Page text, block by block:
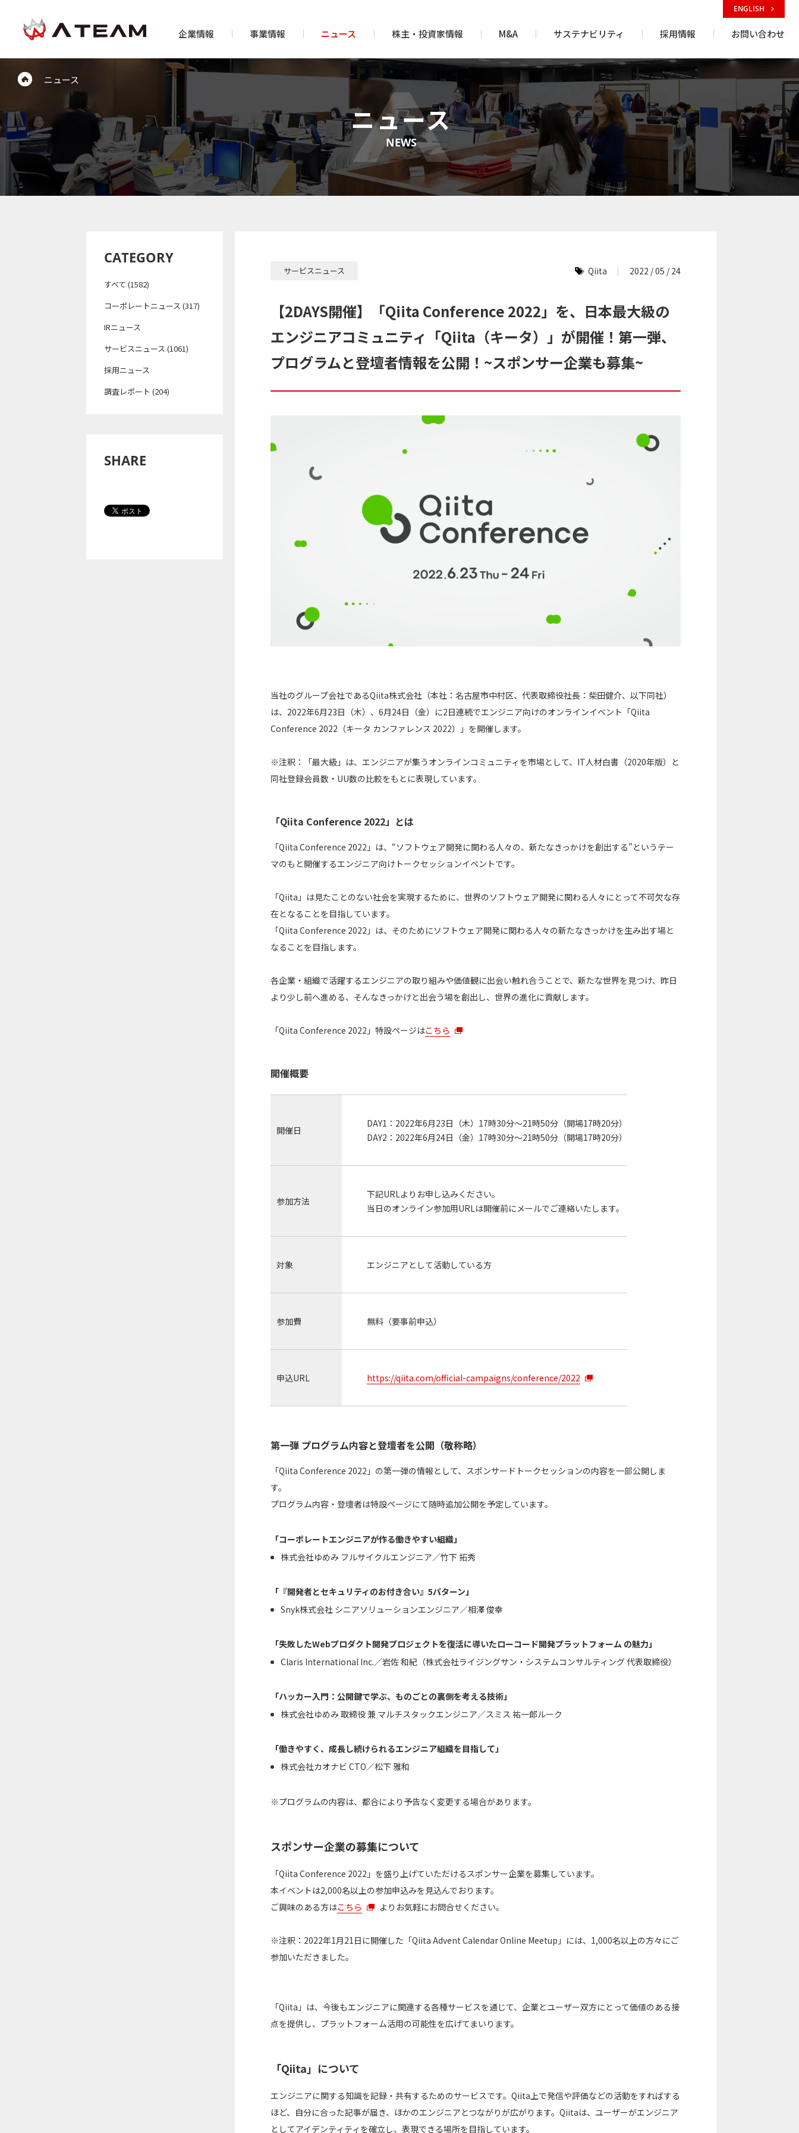
企業情報 事業情報 ニュース 株主・投資家情報 M&A サステナビリティ 採用情報 お問い合わせ
ENGLISH
ニュース
ニュース
NEWS
CATEGORY
すべて (1582)
コーポレートニュース (317)
IRニュース
サービスニュース (1061)
採用ニュース
調査レポート (204)
SHARE
サービスニュース Qiita 2022 / 05 / 24
【2DAYS開催】「Qiita Conference 2022」を、日本最大級の
エンジニアコミュニティ「Qiita（キータ）」が開催！第一弾、
プログラムと登壇者情報を公開！~スポンサー企業も募集~
当社のグループ会社であるQiita株式会社（本社：名古屋市中村区、代表取締役社長：柴田健介、以下同社）
は、2022年6月23日（木）、6月24日（金）に2日連続でエンジニア向けのオンラインイベント「Qiita
Conference 2022（キータ カンファレンス 2022）」を開催します。
※注釈：「最大級」は、エンジニアが集うオンラインコミュニティを市場として、IT人材白書（2020年版）と
同社登録会員数・UU数の比較をもとに表現しています。
「Qiita Conference 2022」とは
「Qiita Conference 2022」は、“ソフトウェア開発に関わる人々の、新たなきっかけを創出する”というテー
マのもと開催するエンジニア向けトークセッションイベントです。
「Qiita」は見たことのない社会を実現するために、世界のソフトウェア開発に関わる人々にとって不可欠な存
在となることを目指しています。
「Qiita Conference 2022」は、そのためにソフトウェア開発に関わる人々の新たなきっかけを生み出す場と
なることを目指します。
各企業・組織で活躍するエンジニアの取り組みや価値観に出会い触れ合うことで、新たな世界を見つけ、昨日
より少し前へ進める、そんなきっかけと出会う場を創出し、世界の進化に貢献します。
「Qiita Conference 2022」特設ページはこちら
開催概要
開催日
DAY1：2022年6月23日（木）17時30分～21時50分（開場17時20分）
DAY2：2022年6月24日（金）17時30分～21時50分（開場17時20分）
参加方法
下記URLよりお申し込みください。
当日のオンライン参加用URLは開催前にメールでご連絡いたします。
対象 エンジニアとして活動している方
参加費 無料（要事前申込）
申込URL https://qiita.com/official-campaigns/conference/2022
第一弾 プログラム内容と登壇者を公開（敬称略）
「Qiita Conference 2022」の第一弾の情報として、スポンサードトークセッションの内容を一部公開しま
す。
プログラム内容・登壇者は特設ページにて随時追加公開を予定しています。
「コーポレートエンジニアが作る働きやすい組織」
株式会社ゆめみ フルサイクルエンジニア／竹下 拓秀
「『開発者とセキュリティのお付き合い』5パターン」
Snyk株式会社 シニアソリューションエンジニア／相澤 俊幸
「失敗したWebプロダクト開発プロジェクトを復活に導いたローコード開発プラットフォーム の魅力」
Claris International Inc.／岩佐 和紀（株式会社ライジングサン・システムコンサルティング 代表取締役）
「ハッカー入門：公開鍵で学ぶ、ものごとの裏側を考える技術」
株式会社ゆめみ 取締役 兼 マルチスタックエンジニア／スミス 祐一郎ルーク
「働きやすく、成長し続けられるエンジニア組織を目指して」
株式会社カオナビ CTO／松下 雅和
※プログラムの内容は、都合により予告なく変更する場合があります。
スポンサー企業の募集について
「Qiita Conference 2022」を盛り上げていただけるスポンサー企業を募集しています。
本イベントは2,000名以上の参加申込みを見込んでおります。
ご興味のある方はこちら よりお気軽にお問合せください。
※注釈：2022年1月21日に開催した「Qiita Advent Calendar Online Meetup」には、1,000名以上の方々にご
参加いただきました。
「Qiita」は、今後もエンジニアに関連する各種サービスを通じて、企業とユーザー双方にとって価値のある接
点を提供し、プラットフォーム活用の可能性を広げてまいります。
「Qiita」について
エンジニアに関する知識を記録・共有するためのサービスです。Qiita上で発信や評価などの活動をすればする
ほど、自分に合った記事が届き、ほかのエンジニアとつながりが広がります。Qiitaは、ユーザーがエンジニア
としてアイデンティティを確立し、表現できる場所を目指しています。